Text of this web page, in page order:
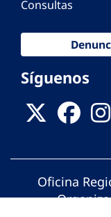
Consultas
Síguenos
Oficina